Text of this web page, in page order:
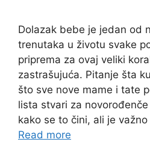
Dolazak bebe je jedan od
trenutaka u životu svake
priprema za ovaj veliki
zastrašujuća. Pitanje šta
što sve nove mame i tate
lista stvari za
kako se to čini, ali je
Read more